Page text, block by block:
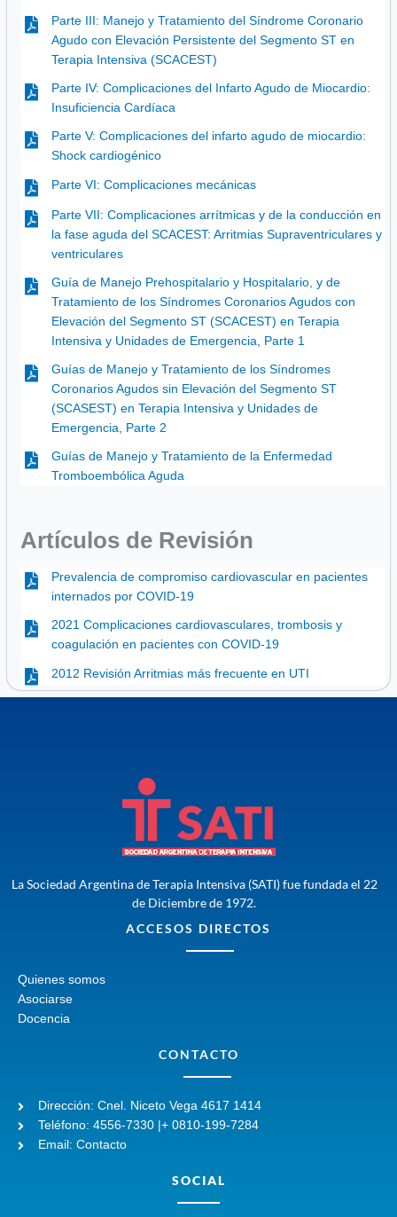
Parte III: Manejo y Tratamiento del Síndrome Coronario
Agudo con Elevación Persistente del Segmento ST en
Terapia Intensiva (SCACEST)
Parte IV: Complicaciones del Infarto Agudo de Miocardio:
Insuficiencia Cardíaca
Parte V: Complicaciones del infarto agudo de miocardio:
Shock cardiogénico
Parte VI: Complicaciones mecánicas
Parte VII: Complicaciones arrítmicas y de la conducción en
la fase aguda del SCACEST: Arritmias Supraventriculares y
ventriculares
Guía de Manejo Prehospitalario y Hospitalario, y de
Tratamiento de los Síndromes Coronarios Agudos con
Elevación del Segmento ST (SCACEST) en Terapia
Intensiva y Unidades de Emergencia, Parte 1
Guías de Manejo y Tratamiento de los Síndromes
Coronarios Agudos sin Elevación del Segmento ST
(SCASEST) en Terapia Intensiva y Unidades de
Emergencia, Parte 2
Guías de Manejo y Tratamiento de la Enfermedad
Tromboembólica Aguda
Artículos de Revisión
Prevalencia de compromiso cardiovascular en pacientes
internados por COVID-19
2021 Complicaciones cardiovasculares, trombosis y
coagulación en pacientes con COVID-19
2012 Revisión Arritmias más frecuente en UTI
La Sociedad Argentina de Terapia Intensiva (SATI) fue fundada el 22
de Diciembre de 1972.
ACCESOS DIRECTOS
Quienes somos
Asociarse
Docencia
CONTACTO
Dirección: Cnel. Niceto Vega 4617 1414
Teléfono: 4556-7330 |+ 0810-199-7284
Email: Contacto
SOCIAL